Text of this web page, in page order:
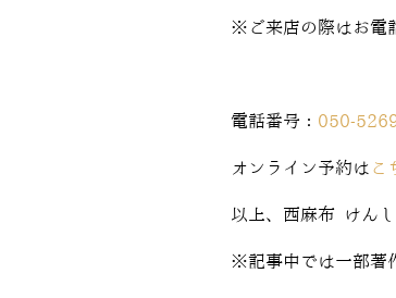
※ご来店の際はお電
電話番号： 050-
オンライン予約は こ
以上、西麻布 けん
※記事中では一部著